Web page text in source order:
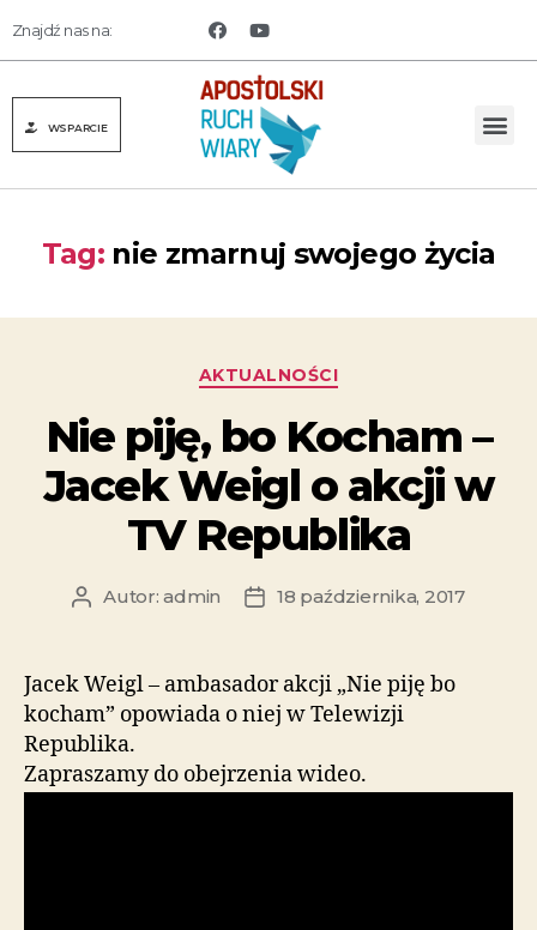
Znajdź nas na:
WSPARCIE
Tag: nie zmarnuj swojego życia
AKTUALNOŚCI
Nie piję, bo Kocham –
Jacek Weigl o akcji w
TV Republika
Autor:admin 18 października, 2017
Jacek Weigl – ambasador akcji „Nie piję bo
kocham” opowiada o niej w Telewizji
Republika.
Zapraszamy do obejrzenia wideo.